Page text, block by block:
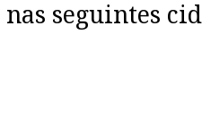
seguintes